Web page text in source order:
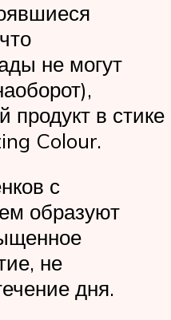
не могут
продукт в стике
Colour.
с
образуют
не
дня.